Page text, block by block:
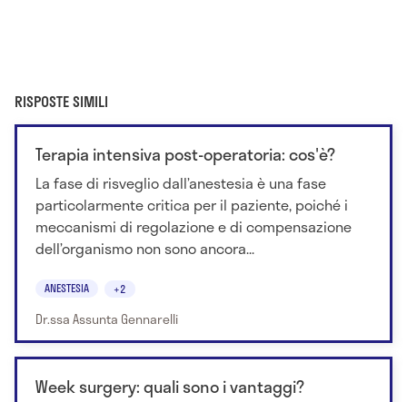
RISPOSTE SIMILI
Terapia intensiva post-operatoria: cos'è?
La fase di risveglio dall’anestesia è una fase
particolarmente critica per il paziente, poiché i
meccanismi di regolazione e di compensazione
dell’organismo non sono ancora...
ANESTESIA +2
Dr.ssa Assunta Gennarelli
Week surgery: quali sono i vantaggi?